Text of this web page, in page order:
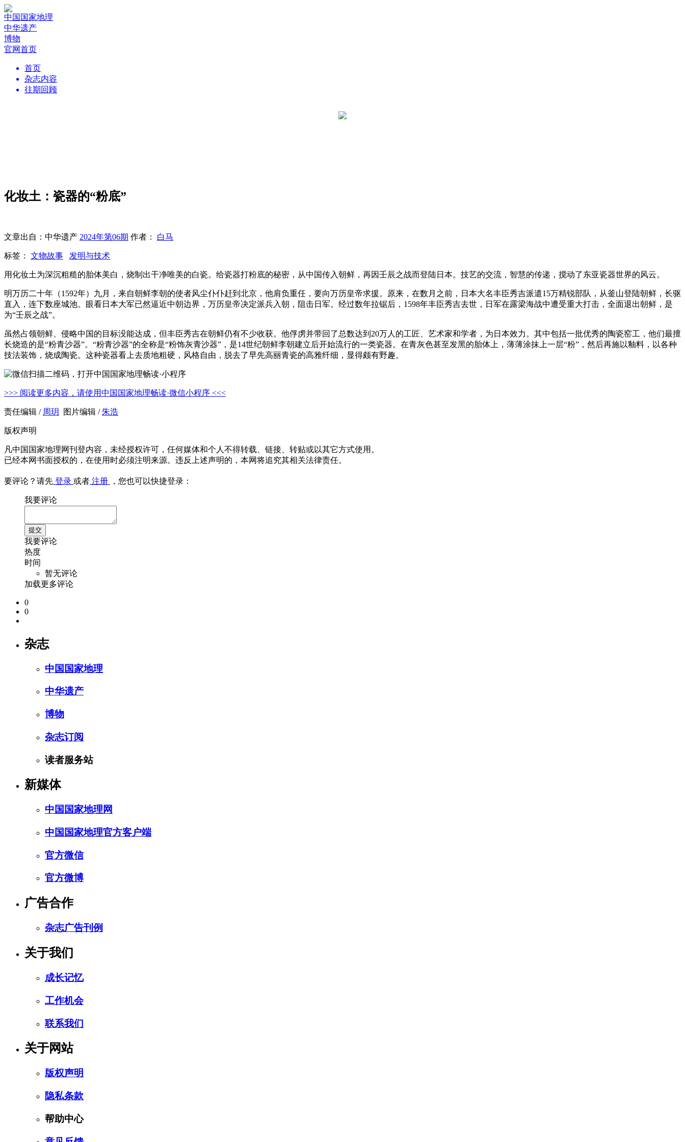
中国国家地理
中华遗产
博物
官网首页
首页
杂志内容
往期回顾
化妆土：瓷器的“粉底”
文章出自：中华遗产 2024年第06期 作者： 白马
标签： 文物故事 发明与技术
用化妆土为深沉粗糙的胎体美白，烧制出干净唯美的白瓷。给瓷器打粉底的秘密，从中国传入朝鲜，再因壬辰之战而登陆日本。技艺的交流，智慧的传递，搅动了东亚瓷器世界的风云。
明万历二十年（1592年）九月，来自朝鲜李朝的使者风尘仆仆赶到北京，他肩负重任，要向万历皇帝求援。原来，在数月之前，日本大名丰臣秀吉派遣15万精锐部队，从釜山登陆朝鲜，长驱
直入，连下数座城池。眼看日本大军已然逼近中朝边界，万历皇帝决定派兵入朝，阻击日军。经过数年拉锯后，1598年丰臣秀吉去世，日军在露梁海战中遭受重大打击，全面退出朝鲜，是
为“壬辰之战”。
虽然占领朝鲜、侵略中国的目标没能达成，但丰臣秀吉在朝鲜仍有不少收获。他俘虏并带回了总数达到20万人的工匠、艺术家和学者，为日本效力。其中包括一批优秀的陶瓷窑工，他们最擅
长烧造的是“粉青沙器”。“粉青沙器”的全称是“粉饰灰青沙器”，是14世纪朝鲜李朝建立后开始流行的一类瓷器。在青灰色甚至发黑的胎体上，薄薄涂抹上一层“粉”，然后再施以釉料，以各种
技法装饰，烧成陶瓷。这种瓷器看上去质地粗硬，风格自由，脱去了早先高丽青瓷的高雅纤细，显得颇有野趣。
>>> 阅读更多内容，请使用中国国家地理畅读·微信小程序 <<<
责任编辑 / 周玥 图片编辑 /朱浩
版权声明
凡中国国家地理网刊登内容，未经授权许可，任何媒体和个人不得转载、链接、转贴或以其它方式使用。
已经本网书面授权的，在使用时必须注明来源。违反上述声明的，本网将追究其相关法律责任。
要评论？请先 登录 或者 注册 ，您也可以快捷登录：
我要评论
我要评论
热度
时间
暂无评论
加载更多评论
0
0
杂志
中国国家地理
中华遗产
博物
杂志订阅
读者服务站
新媒体
中国国家地理网
中国国家地理官方客户端
官方微信
官方微博
广告合作
杂志广告刊例
关于我们
成长记忆
工作机会
联系我们
关于网站
版权声明
隐私条款
帮助中心